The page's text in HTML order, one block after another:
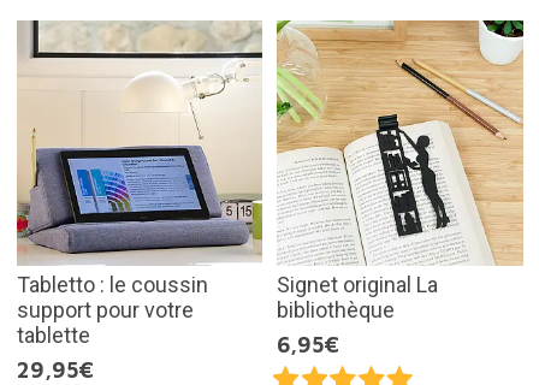
Tabletto : le coussin
support pour votre
tablette
29,95€
Signet original La
bibliothèque
6,95€